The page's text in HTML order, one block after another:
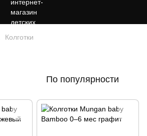
Колготки
По популярности